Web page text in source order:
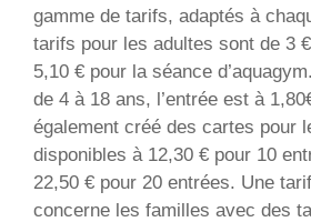
gamme de tarifs, adaptés à
tarifs pour les adultes sont de 3
5,10 € pour la séance
de 4 à 18 ans, l’entrée est à
également créé des cartes pour
disponibles à 12,30 € pour 10
22,50 € pour 20 entrées. Une
concerne les familles avec des